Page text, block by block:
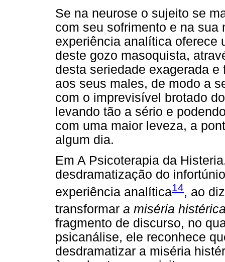
Se na neurose o sujeito se
com seu sofrimento e na sua
experiência analítica oferece
deste gozo masoquista,
desta seriedade exagerada
aos seus males, de modo a
com o imprevisível brotado
levando tão a sério e
com uma maior leveza, a
algum dia.
Em A Psicoterapia da
desdramatização do
experiência analítica14, ao
transformar a miséria
fragmento de discurso, no
psicanálise, ele reconhece
desdramatizar a miséria